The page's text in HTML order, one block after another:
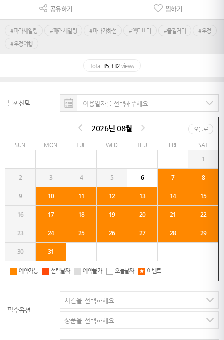
공유하기 찜하기
#파라세일링 #패러세일링 #마나가하섬 #액티비티 #즐길거리
#우정
#우정여행
Total 35,332 views
날짜선택
2026년 08월 오늘로
SUN MON TUE WED THU FRI SAT
1
2 3 4 5 6 7 8
9 10 11 12 13 14 15
16 17 18 19 20 21 22
23 24 25 26 27 28 29
30 31
예약가능 선택날짜 예약불가 오늘날짜 이벤트
필수옵션